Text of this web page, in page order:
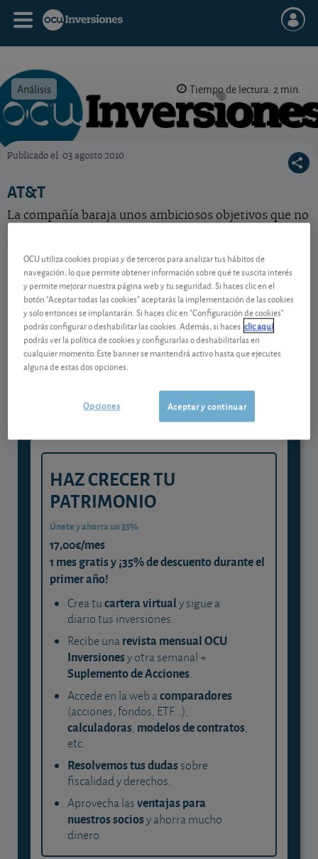
Análisis Tiempo de lectura: 2 min.
Publicado el 03 agosto 2010
AT&T
La compañía baraja unos ambiciosos objetivos que no
Contenido reservado a SOCIOS
Gestiona tu dinero con visión
experta
para ti
HAZ CRECER TU
PATRIMONIO
Únete y ahorra un 35%
17,00€/mes
1 mes gratis y ¡35% de descuento durante el
primer año!
Crea tucartera virtualy sigue a
diario tus inversiones.
Recibe unarevista mensual OCU
Inversionesy otra semanal +
Suplemento de Acciones.
Accede en la web acomparadores
(acciones, fondos, ETF...),
calculadoras, modelos de contratos,
etc.
Resolvemos tus dudassobre
fiscalidad y derechos.
Aprovecha lasventajas para
nuestros sociosy ahorra mucho
dinero.
OCU utiliza cookies propias y de terceros para analizar tus hábitos de
navegación, lo que permite obtener información sobre qué te suscita interés
y permite mejorar nuestra página web y tu seguridad. Si haces clic en el
botón "Aceptar todas las cookies" aceptarás la implementación de las cookies
y solo entonces se implantarán. Si haces clic en "Configuración de cookies"
podrás configurar o deshabilitar las cookies. Además, si haces clic aquí
podrás ver la política de cookies y configurarlas o deshabilitarlas en
cualquier momento. Este banner se mantendrá activo hasta que ejecutes
alguna de estas dos opciones.
Aceptar y continuar
Opciones